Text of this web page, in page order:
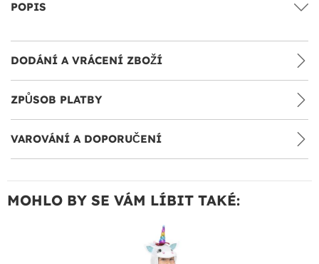
POPIS
DODÁNÍ A VRÁCENÍ ZBOŽÍ
ZPŮSOB PLATBY
VAROVÁNÍ A DOPORUČENÍ
MOHLO BY SE VÁM LÍBIT TAKÉ: